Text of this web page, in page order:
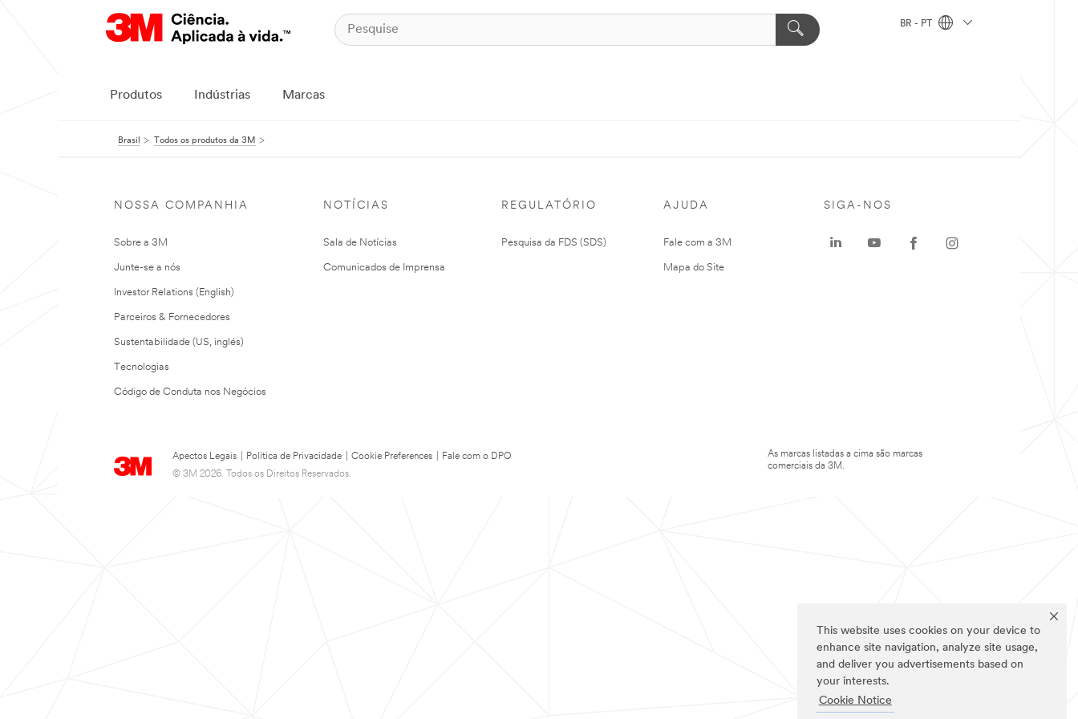
This website uses cookies on your device to
enhance site navigation, analyze site usage,
and deliver you advertisements based on
your interests.
Cookie Notice
BR - PT
Produtos Indústrias Marcas
Brasil Todos os produtos da 3M
NOSSA COMPANHIA
Sobre a 3M
Junte-se a nós
Investor Relations (English)
Parceiros & Fornecedores
Sustentabilidade (US, inglés)
Tecnologias
Código de Conduta nos Negócios
NOTÍCIAS
Sala de Notícias
Comunicados de Imprensa
REGULATÓRIO
Pesquisa da FDS (SDS)
AJUDA
Fale com a 3M
Mapa do Site
Apectos Legais Política de Privacidade Cookie Preferences
Fale com o DPO
© 3M 2026. Todos os Direitos Reservados.
SIGA-NOS
As marcas listadas a cima são marcas
comerciais da 3M.